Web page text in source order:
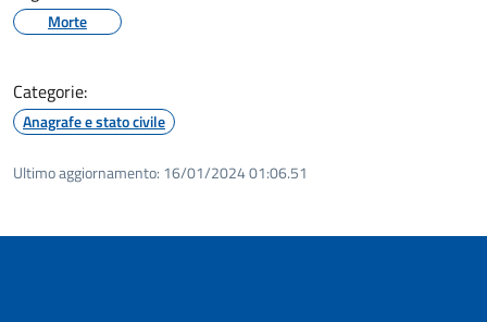
Morte
Categorie:
Anagrafe e stato civile
Ultimo aggiornamento: 16/01/2024 01:06.51